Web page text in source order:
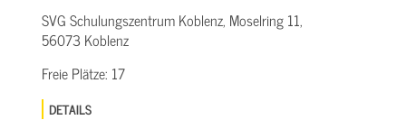
SVG Schulungszentrum Koblenz, Moselring 11,
56073 Koblenz
Freie Plätze: 17
DETAILS